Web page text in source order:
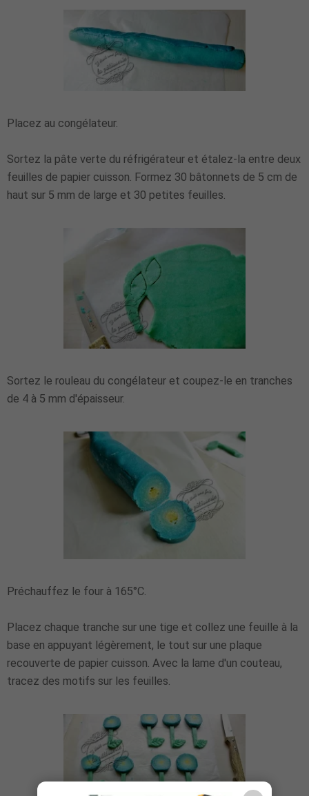
Placez au congélateur.
Sortez la pâte verte du réfrigérateur et étalez-la entre deux
feuilles de papier cuisson. Formez 30 bâtonnets de 5 cm de
haut sur 5 mm de large et 30 petites feuilles.
Sortez le rouleau du congélateur et coupez-le en tranches
de 4 à 5 mm d'épaisseur.
Préchauffez le four à 165°C.
Placez chaque tranche sur une tige et collez une feuille à la
base en appuyant légèrement, le tout sur une plaque
recouverte de papier cuisson. Avec la lame d'un couteau,
tracez des motifs sur les feuilles.